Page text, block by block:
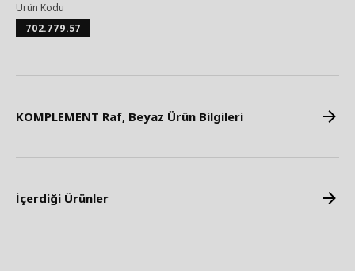
Ürün Kodu
702.779.57
KOMPLEMENT Raf, Beyaz Ürün Bilgileri
İçerdiği Ürünler